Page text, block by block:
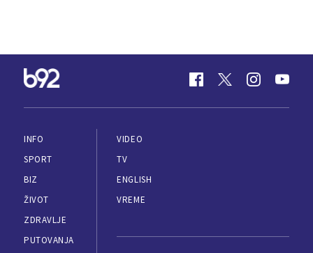
INFO
SPORT
BIZ
ŽIVOT
ZDRAVLJE
PUTOVANJA
VIDEO
TV
ENGLISH
VREME